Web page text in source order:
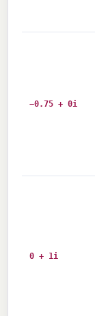
−0.75 + 0i
0 + 1i